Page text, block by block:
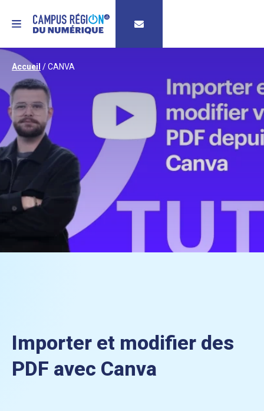
MENU
Accueil /CANVA
Importer et modifier des
PDF avec Canva